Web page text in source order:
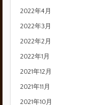
2022年4月
2022年3月
2022年2月
2022年1月
2021年12月
2021年11月
2021年10月